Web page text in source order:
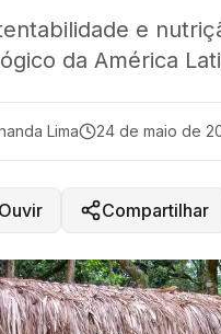
e
da América
Lima 24 de maio de
Compartilhar